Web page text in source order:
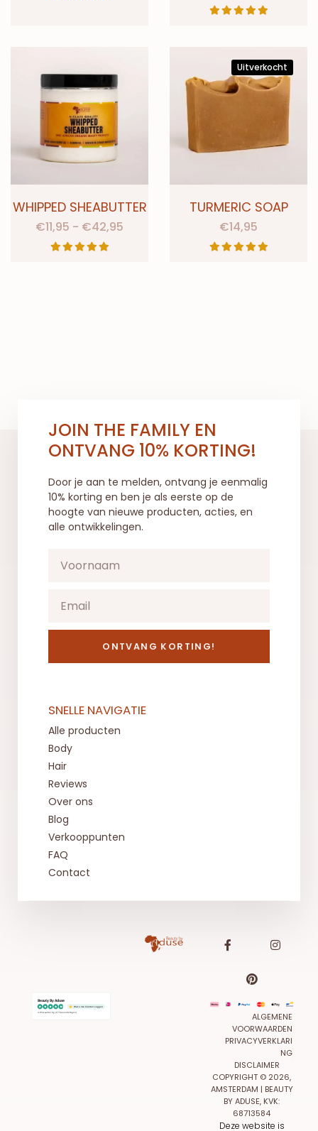
WHIPPED SHEABUTTER
€11,95 - €42,95
Uitverkocht
TURMERIC SOAP
€14,95
JOIN THE FAMILY EN
ONTVANG 10% KORTING!
Door je aan te melden, ontvang je eenmalig
10% korting en ben je als eerste op de
hoogte van nieuwe producten, acties, en
alle ontwikkelingen.
ONTVANG KORTING!
SNELLE NAVIGATIE
Alle producten
Body
Hair
Reviews
Over ons
Blog
Verkooppunten
FAQ
Contact
Beauty By Aduse
Wat onze klanten zeggen
4.85 waardering (675 beoordelingen)
ALGEMENE
VOORWAARDEN
PRIVACYVERKLARI
NG
DISCLAIMER
COPYRIGHT © 2026,
AMSTERDAM | BEAUTY
BY ADUSE, KVK:
68713584
Deze website is